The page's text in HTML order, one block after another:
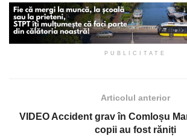
PUBLICITATE
Articolul anterior
VIDEO Accident grav în Comloșu
copii au fost răniți